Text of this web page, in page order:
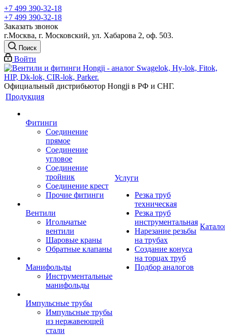
+7 499 390-32-18
+7 499 390-32-18
Заказать звонок
г.Москва, г. Московский, ул. Хабарова 2, оф. 503.
Поиск
Войти
Официальный дистрибьютор Hongji в РФ и СНГ.
Продукция
Фитинги
Соединение
прямое
Соединение
угловое
Соединение
тройник
Соединение крест
Прочие фитинги
Вентили
Игольчатые
вентили
Шаровые краны
Обратные клапаны
Манифольды
Инструментальные
манифольды
Импульсные трубы
Импульсные трубы
из нержавеющей
стали
Услуги
Резка труб
техническая
Резка труб
инструментальная
Нарезание резьбы
на трубах
Создание конуса
на торцах труб
Подбор аналогов